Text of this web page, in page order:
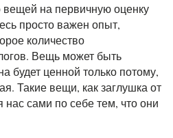
на первичную оценку
просто важен опыт,
количество
Вещь может быть
будет ценной только потому,
Такие вещи, как заглушка от
сами по себе тем, что они